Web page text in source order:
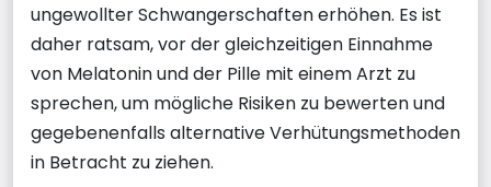
ungewollter Schwangerschaften erhöhen. Es ist
daher ratsam, vor der gleichzeitigen Einnahme
von Melatonin und der Pille mit einem Arzt zu
sprechen, um mögliche Risiken zu bewerten und
gegebenenfalls alternative Verhütungsmethoden
in Betracht zu ziehen.